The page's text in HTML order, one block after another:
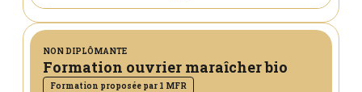
NON DIPLÔMANTE
Formation ouvrier maraîcher bio
Formation proposée par 1 MFR